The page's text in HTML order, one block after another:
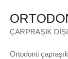
ÇARPRAŞIK
Ortodonti